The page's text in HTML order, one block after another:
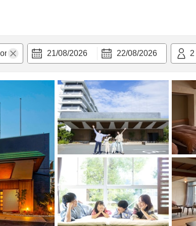
21/08/2026 22/08/2026 2